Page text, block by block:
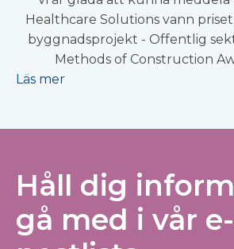
Healthcare Solutions vann
byggnadsprojekt - Offentlig
Methods of Construction
Läs mer
Håll dig
gå med i vår e-